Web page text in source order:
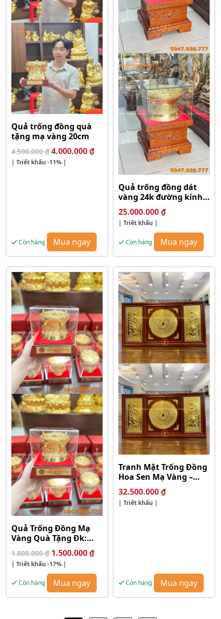
Quả trống đồng quà
tặng mạ vàng 20cm
4.500.000₫ Giá
gốc
4.000.000₫Giá
4.000.000 ₫.
| Triết khấu -11% |
Còn hàng Mua ngay
Quả trống đồng dát
vàng 24k đường kính
40cm
25.000.000₫
| Triết khấu |
Còn hàng Mua ngay
Quả Trống Đồng Mạ
Vàng Quà Tặng Đk:
1.800.000₫ Giá
gốc
là:
1.800.000 ₫.
1.500.000₫Giá
tại
1.500.000 ₫.
| Triết khấu -17% |
Còn hàng Mua ngay
Tranh Mặt Trống Đồng
Hoa Sen Mạ Vàng –
Kích Thước 2m30 x
1m20
32.500.000₫
| Triết khấu |
Còn hàng Mua ngay